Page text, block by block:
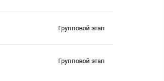
Групповой этап
Групповой этап